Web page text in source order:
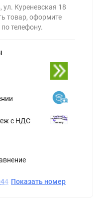
ул. Куреневская 18
товар, оформите
телефону.
с НДС
44 Показать номер